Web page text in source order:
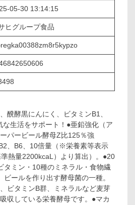
05-30 13:14:15
ヒグループ食品
醗酵黒にんにく、ビタミンB1、
な生活をサポート！●亜鉛強化（ア
パービール酵母Z比125％強
、B6、10倍量（※栄養素等表示
熱量2200kcaL）より算出）。●20
タミン・10種のミネラル・食物繊
ールを作り出す酵母菌の一種。
ビタミンB群、ミネラルなど麦芽
収している栄養酵母です。●マカ